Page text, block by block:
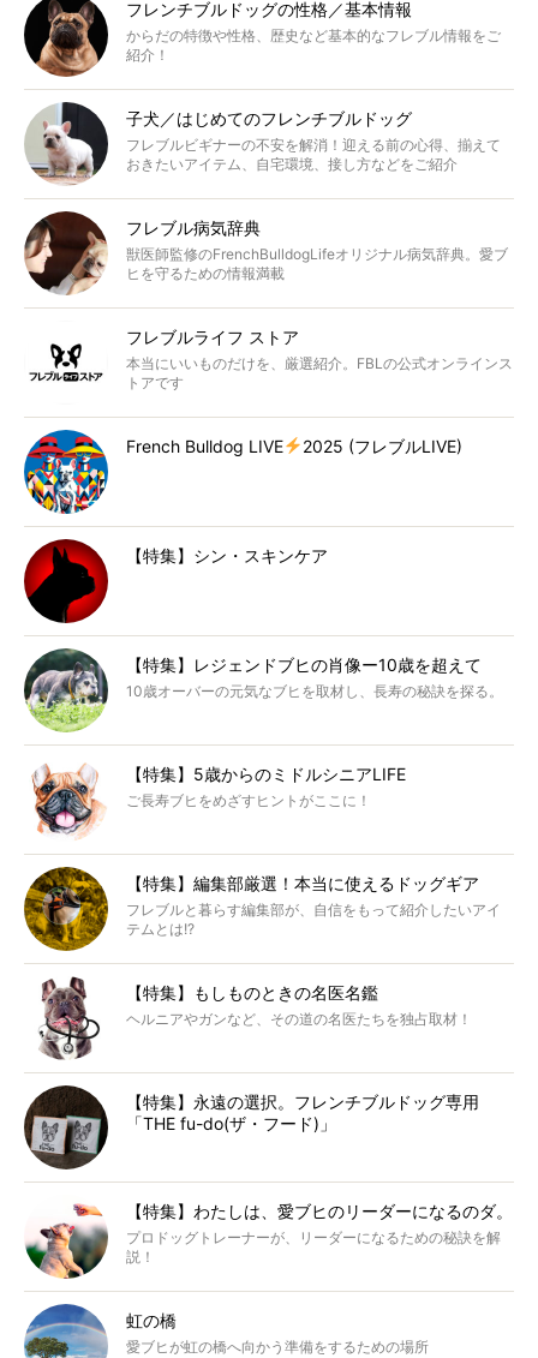
フレンチブルドッグの性格／基本情報
からだの特徴や性格、歴史など基本的なフレブル情報をご
紹介！
子犬／はじめてのフレンチブルドッグ
フレブルビギナーの不安を解消！迎える前の心得、揃えて
おきたいアイテム、自宅環境、接し方などをご紹介
フレブル病気辞典
獣医師監修のFrenchBulldogLifeオリジナル病気辞典。愛ブ
ヒを守るための情報満載
フレブルライフ ストア
本当にいいものだけを、厳選紹介。FBLの公式オンラインス
トアです
French Bulldog LIVE 2025 (フレブルLIVE)
【特集】シン・スキンケア
【特集】レジェンドブヒの肖像ー10歳を超えて
10歳オーバーの元気なブヒを取材し、長寿の秘訣を探る。
【特集】5歳からのミドルシニアLIFE
ご長寿ブヒをめざすヒントがここに！
【特集】編集部厳選！本当に使えるドッグギア
フレブルと暮らす編集部が、自信をもって紹介したいアイ
テムとは!?
【特集】もしものときの名医名鑑
ヘルニアやガンなど、その道の名医たちを独占取材！
【特集】永遠の選択。フレンチブルドッグ専用
「THE fu-do(ザ・フード)」
【特集】わたしは、愛ブヒのリーダーになるのダ。
プロドッグトレーナーが、リーダーになるための秘訣を解
説！
虹の橋
愛ブヒが虹の橋へ向かう準備をするための場所